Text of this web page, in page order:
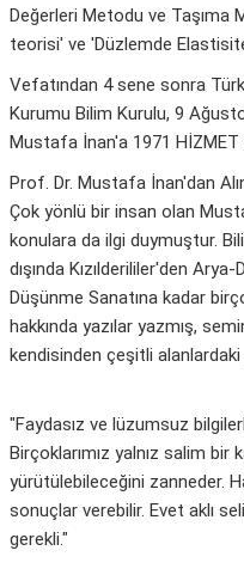
Değerleri Metodu ve Taşıma
teorisi' ve 'Düzlemde
Vefatından 4 sene sonra
Kurumu Bilim Kurulu, 9
Mustafa İnan'a 1971 HİZMET
Prof. Dr. Mustafa İnan'dan
Çok yönlü bir insan olan
konulara da ilgi duymuştur.
dışında Kızılderililer'den
Düşünme Sanatına kadar
hakkında yazılar yazmış,
kendisinden çeşitli alanlardaki
"Faydasız ve lüzumsuz
Birçoklarımız yalnız salim
yürütülebileceğini zanneder.
sonuçlar verebilir. Evet aklı
gerekli."